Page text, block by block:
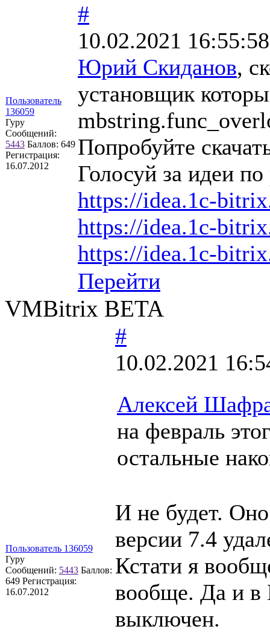
Пользователь
136059
Гуру
Сообщений:
5443 Баллов: 649
Регистрация:
16.07.2012
#
10.02.2021 16:55:58
Юрий Скиданов,
установщик
Попробуйте
Голосуй за идеи
https://idea.1c-
https://idea.1c-
https://idea.1c-
Перейти
VMBitrix BETA
Пользователь 136059
Гуру
Сообщений: 5443 Баллов:
649 Регистрация:
16.07.2012
#
10.02.2021
Алексей
на февраль
остальные
И не будет.
версии 7.4
Кстати я
вообще. Да и
выключен.